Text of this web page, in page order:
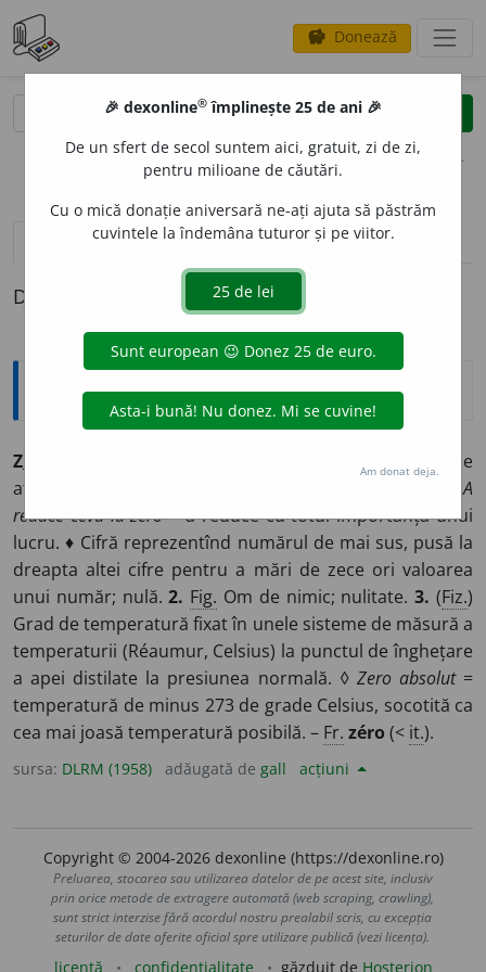
savings Donează
clear
opțiuni
definiții (1) pronunțievolume_up (50)
Definiția cu ID-ul 548680:
Explicative DEX
Z
Număr care, în numărătoare, se
află înainte de unu și care se indică prin cifra 0. ◊
A
reduce ceva la zero= a reduce cu totul importanța unui
lucru. ♦ Cifră reprezentînd numărul de mai sus, pusă la
dreapta altei cifre pentru a mări de zece ori valoarea
unui număr; nulă.2. Fig. Om de nimic; nulitate.3. (Fiz.)
Grad de temperatură fixat în unele sisteme de măsură a
temperaturii (Réaumur, Celsius) la punctul de înghețare
a apei distilate la presiunea normală. ◊ Zero absolut=
temperatură de minus 273 de grade Celsius, socotită ca
cea mai joasă temperatură posibilă. – Fr. zéro (< it.).
sursa: DLRM (1958) adăugată de gall acțiuni
Copyright © 2004-2026 dexonline (https://dexonline.ro)
Preluarea, stocarea sau utilizarea datelor de pe acest site, inclusiv
prin orice metode de extragere automată (web scraping, crawling),
sunt strict interzise fără acordul nostru prealabil scris, cu excepția
seturilor de date oferite oficial spre utilizare publică (vezi licența).
licență confidențialitate găzduit de Hosterion
🎉 dexonline® împlinește 25 de ani 🎉
De un sfert de secol suntem aici, gratuit, zi de zi,
pentru milioane de căutări.
Cu o mică donație aniversară ne-ați ajuta să păstrăm
cuvintele la îndemâna tuturor și pe viitor.
Am donat deja.